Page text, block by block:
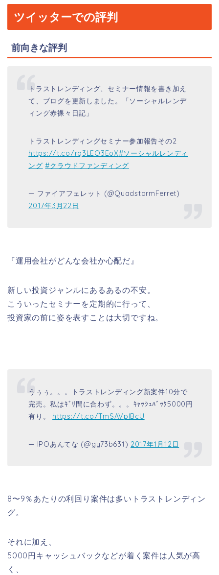
ツイッターでの評判
前向きな評判
トラストレンディング、セミナー情報を書き加え
て、ブログを更新しました。「ソーシャルレンデ
ィング赤裸々日記」
トラストレンディングセミナー参加報告その2
https://t.co/rq3LEO3EoX#ソーシャルレンディ
ング #クラウドファンディング
— ファイアフェレット (@QuadstormFerret)
2017年3月22日
『運用会社がどんな会社か心配だ』
新しい投資ジャンルにあるあるの不安。
こういったセミナーを定期的に行って、
投資家の前に姿を表すことは大切ですね。
うぅぅ。。。トラストレンディング新案件10分で
完売。私はｷﾞﾘ間に合わず。。。ｷｬｯｼｭﾊﾞｯｸ5000円
有り。 https://t.co/TmSAVpIBcU
— IPOあんてな (@gy73b631) 2017年1月12日
8〜9％あたりの利回り案件は多いトラストレンディン
グ。
それに加え、
5000円キャッシュバックなどが着く案件は人気が高
く、